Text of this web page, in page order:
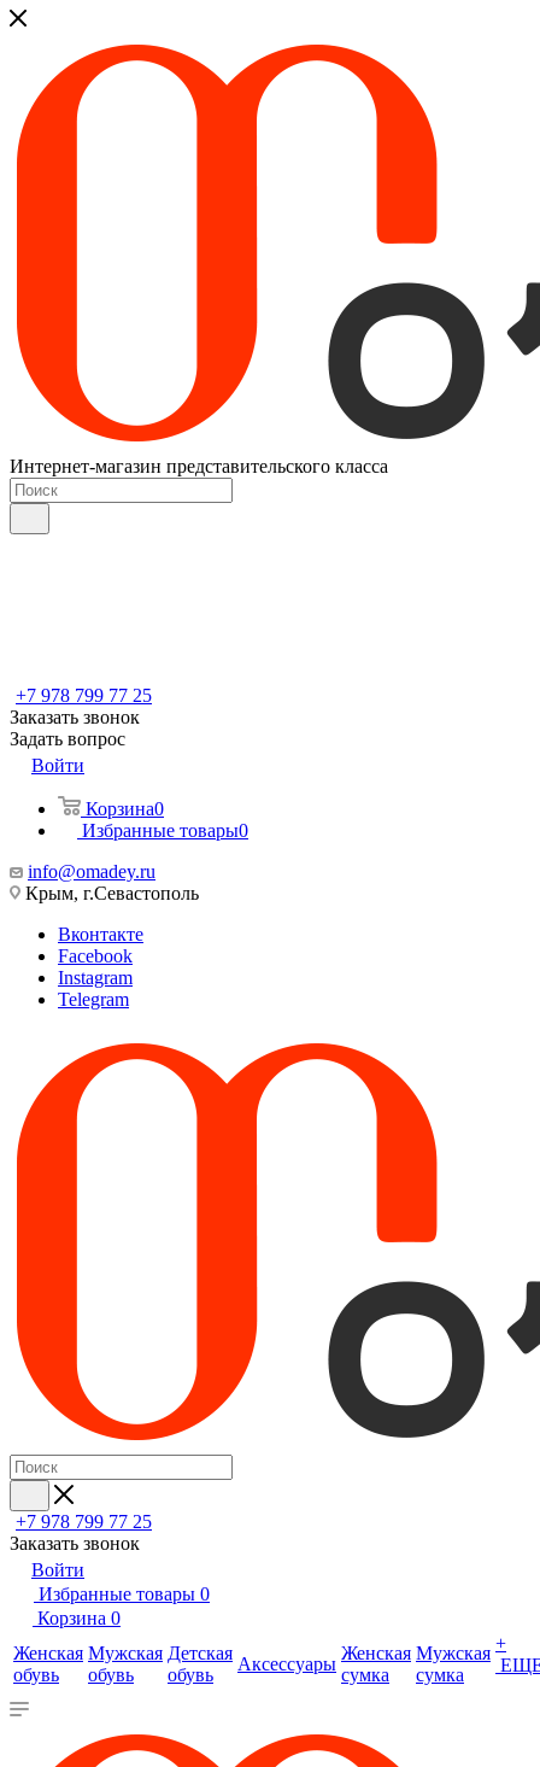
Интернет-магазин представительского класса
+7 978 799 77 25
Заказать звонок
Задать вопрос
Войти
Корзина0
Избранные товары0
info@omadey.ru
Крым, г.Севастополь
Вконтакте
Facebook
Instagram
Telegram
+7 978 799 77 25
Заказать звонок
Войти
Избранные товары 0
Корзина 0
Женская
обувь
Мужская
обувь
Детская
обувь
Аксессуары
Женская
сумка
Мужская
сумка
+